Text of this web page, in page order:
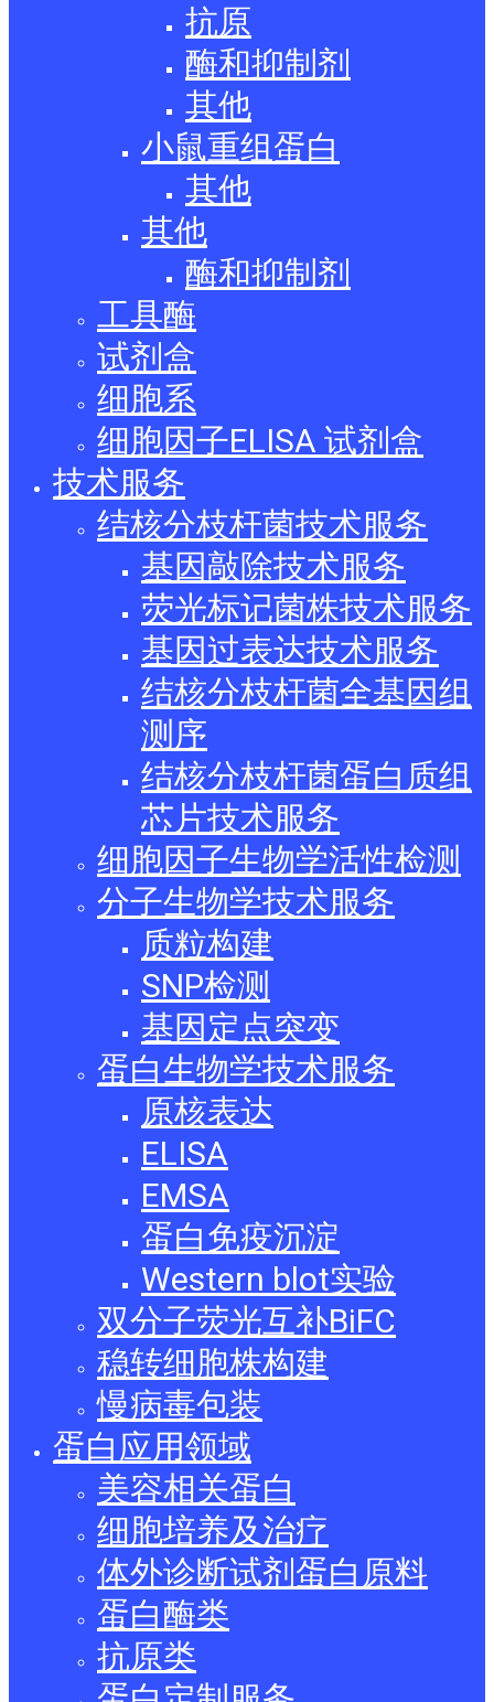
抗原
酶和抑制剂
其他
小鼠重组蛋白
其他
其他
酶和抑制剂
工具酶
试剂盒
细胞系
细胞因子ELISA 试剂盒
技术服务
结核分枝杆菌技术服务
基因敲除技术服务
荧光标记菌株技术服务
基因过表达技术服务
结核分枝杆菌全基因组
测序
结核分枝杆菌蛋白质组
芯片技术服务
细胞因子生物学活性检测
分子生物学技术服务
质粒构建
SNP检测
基因定点突变
蛋白生物学技术服务
原核表达
ELISA
EMSA
蛋白免疫沉淀
Western blot实验
双分子荧光互补BiFC
稳转细胞株构建
慢病毒包装
蛋白应用领域
美容相关蛋白
细胞培养及治疗
体外诊断试剂蛋白原料
蛋白酶类
抗原类